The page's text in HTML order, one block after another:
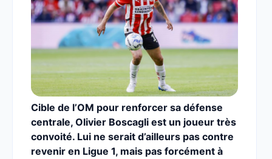
Cible de l’OM pour renforcer sa défense
centrale, Olivier Boscagli est un joueur très
convoité. Lui ne serait d’ailleurs pas contre
revenir en Ligue 1, mais pas forcément à